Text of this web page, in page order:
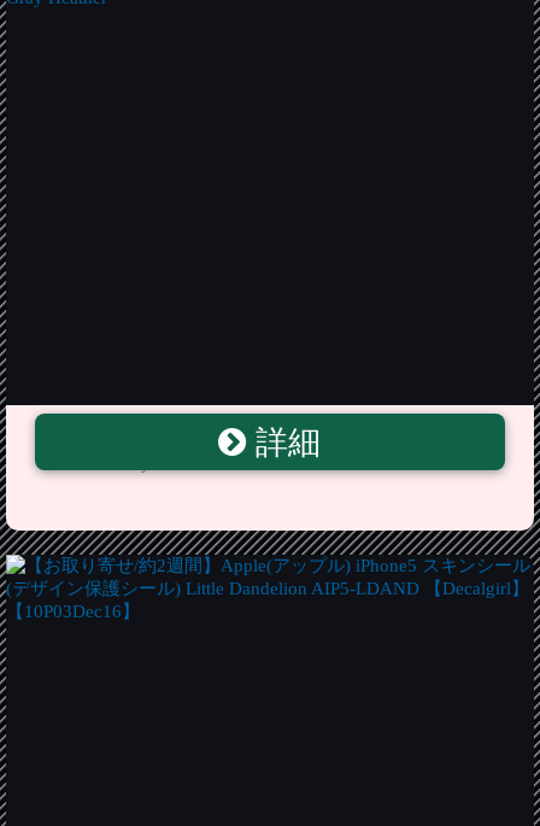
スマートウール ソックス Dazed Dandelion Crew Sock
詳細